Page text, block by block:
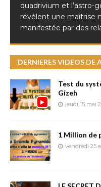
quadrivium et l’astro-
révèlent une maîtrise
manifestée par des
DERNIERES VIDEOS DE
Test du
Gizeh
jeudi 15 mai
1 Million de
vendredi 25